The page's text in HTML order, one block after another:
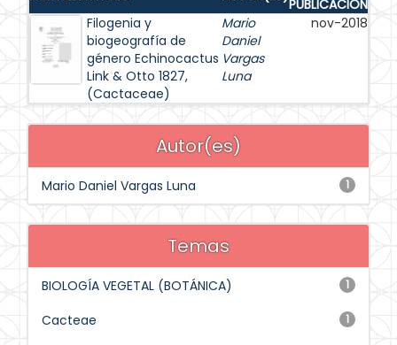
PUBLICACIÓN
Filogenia y
biogeografía de
género Echinocactus
Link & Otto 1827,
(Cactaceae)
Mario
Daniel
Vargas
Luna
nov-2018
Autor(es)
1
Mario Daniel Vargas Luna
Temas
1
BIOLOGÍA VEGETAL (BOTÁNICA)
1
Cacteae